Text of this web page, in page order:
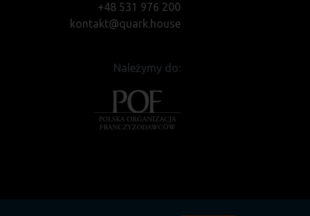
+48 531 976 200
kontakt@quark.house
Należymy do: